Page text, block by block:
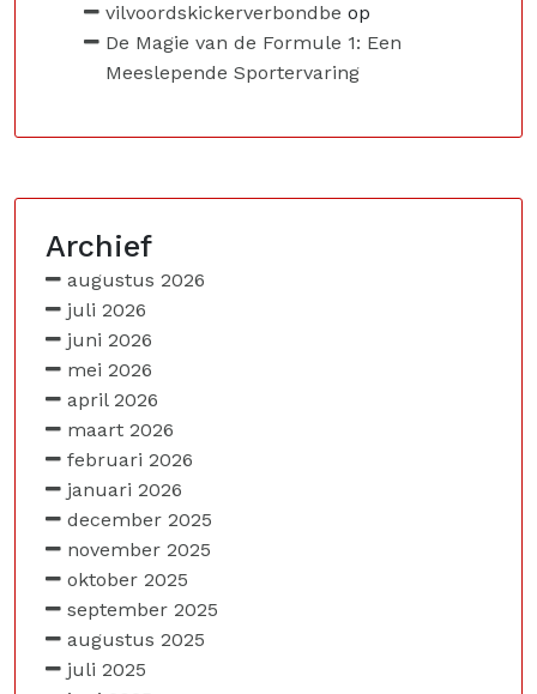
vilvoordskickerverbondbe op
De Magie van de Formule 1: Een
Meeslepende Sportervaring
Archief
augustus 2026
juli 2026
juni 2026
mei 2026
april 2026
maart 2026
februari 2026
januari 2026
december 2025
november 2025
oktober 2025
september 2025
augustus 2025
juli 2025